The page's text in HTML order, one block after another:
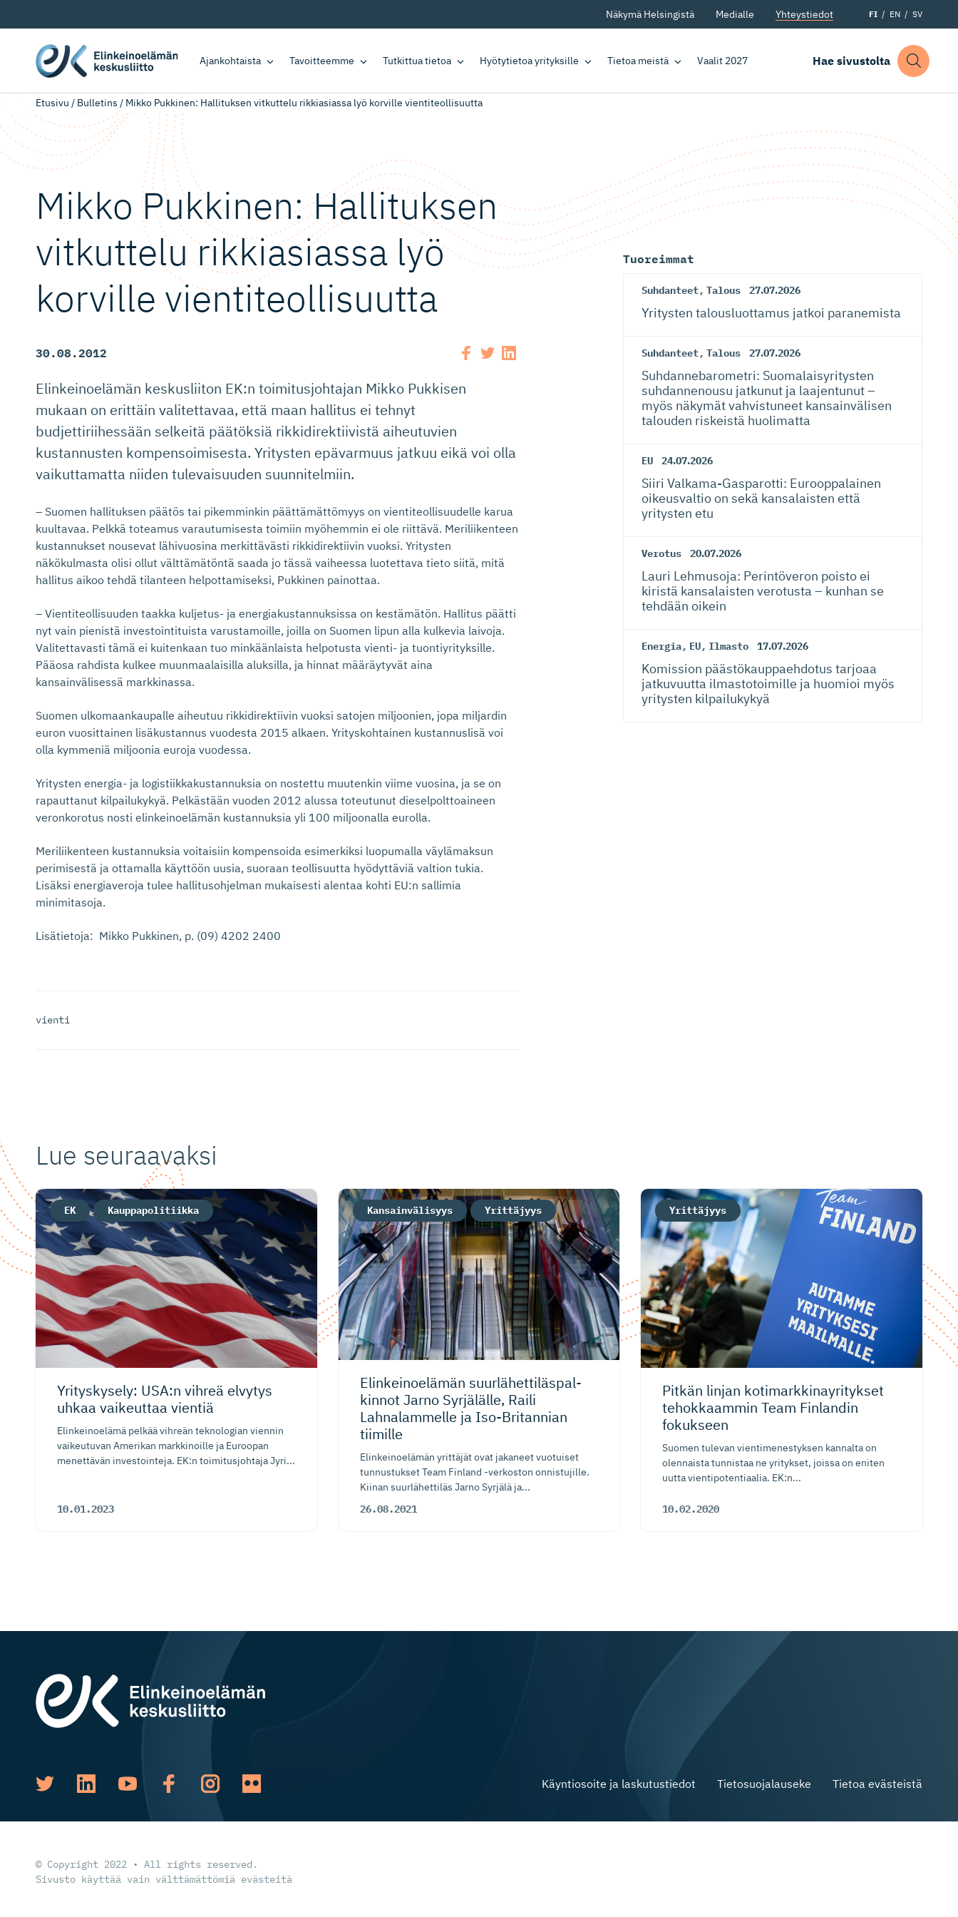
Näkymä Helsingistä Medialle Yhteystiedot FI EN SV
Ajankohtaista Tavoitteemme Tutkittua tietoa Hyötytietoa yrityksille Tietoa meistä Vaalit 2027 Hae sivustolta
Etusivu / Bulletins / Mikko Pukkinen: Hallituksen vitkuttelu rikkiasiassa lyö korville vientiteollisuutta
Mikko Pukkinen: Hallituksen
vitkuttelu rikkiasiassa lyö
korville vientiteol­lisuutta
30.08.2012
Elinkeinoelämän keskusliiton EK:n toimitusjohtajan Mikko Pukkisen
mukaan on erittäin valitettavaa, että maan hallitus ei tehnyt
budjettiriihessään selkeitä päätöksiä rikkidirektiivistä aiheutuvien
kustannusten kompensoimisesta. Yritysten epävarmuus jatkuu eikä voi olla
vaikuttamatta niiden tulevaisuuden suunnitelmiin.
– Suomen hallituksen päätös tai pikemminkin päättämättömyys on vientiteollisuudelle karua
kuultavaa. Pelkkä toteamus varautumisesta toimiin myöhemmin ei ole riittävä. Meriliikenteen
kustannukset nousevat lähivuosina merkittävästi rikkidirektiivin vuoksi. Yritysten
näkökulmasta olisi ollut välttämätöntä saada jo tässä vaiheessa luotettava tieto siitä, mitä
hallitus aikoo tehdä tilanteen helpottamiseksi, Pukkinen painottaa.
– Vientiteollisuuden taakka kuljetus- ja energiakustannuksissa on kestämätön. Hallitus päätti
nyt vain pienistä investointituista varustamoille, joilla on Suomen lipun alla kulkevia laivoja.
Valitettavasti tämä ei kuitenkaan tuo minkäänlaista helpotusta vienti- ja tuontiyrityksille.
Pääosa rahdista kulkee muunmaalaisilla aluksilla, ja hinnat määräytyvät aina
kansainvälisessä markkinassa.
Suomen ulkomaankaupalle aiheutuu rikkidirektiivin vuoksi satojen miljoonien, jopa miljardin
euron vuosittainen lisäkustannus vuodesta 2015 alkaen. Yrityskohtainen kustannuslisä voi
olla kymmeniä miljoonia euroja vuodessa.
Yritysten energia- ja logistiikkakustannuksia on nostettu muutenkin viime vuosina, ja se on
rapauttanut kilpailukykyä. Pelkästään vuoden 2012 alussa toteutunut dieselpolttoaineen
veronkorotus nosti elinkeinoelämän kustannuksia yli 100 miljoonalla eurolla.
Meriliikenteen kustannuksia voitaisiin kompensoida esimerkiksi luopumalla väylämaksun
perimisestä ja ottamalla käyttöön uusia, suoraan teollisuutta hyödyttäviä valtion tukia.
Lisäksi energiaveroja tulee hallitusohjelman mukaisesti alentaa kohti EU:n sallimia
minimitasoja.
Lisätietoja: Mikko Pukkinen, p. (09) 4202 2400
vienti
Tuoreimmat
Suhdanteet, Talous 27.07.2026
Yritysten talousluottamus jatkoi paranemista
Suhdanteet, Talous 27.07.2026
Suhdanneba­ro­metri: Suomalaisy­ri­tysten
suhdannenousu jatkunut ja laajentunut –
myös näkymät vahvistuneet kansainvälisen
talouden riskeistä huolimatta
EU 24.07.2026
Siiri Valkama-Gas­pa­rotti: Eurooppalainen
oikeusvaltio on sekä kansalaisten että
yritysten etu
Verotus 20.07.2026
Lauri Lehmusoja: Perintöveron poisto ei
kiristä kansalaisten verotusta – kunhan se
tehdään oikein
Energia, EU, Ilmasto 17.07.2026
Komission päästökaup­paehdotus tarjoaa
jatkuvuutta ilmastotoimille ja huomioi myös
yritysten kilpailukykyä
Lue seuraavaksi
Yrityskysely: USA:n vihreä elvytys
uhkaa vaikeuttaa vientiä
Elinkeinoelämä pelkää vihreän teknologian viennin
vaikeutuvan Amerikan markkinoille ja Euroopan
menettävän investointeja. EK:n toimitusjohtaja Jyri...
10.01.2023
EK Kauppapolitiikka
Elinkeinoelämän suurlähet­ti­läs­pal­
kinnot Jarno Syrjälälle, Raili
Lahnalammelle ja Iso-Britannian
tiimille
Elinkeinoelämän yrittäjät ovat jakaneet vuotuiset
tunnustukset Team Finland -verkoston onnistujille.
Kiinan suurlähettiläs Jarno Syrjälä ja...
26.08.2021
Kansainvälisyys Yrittäjyys
Pitkän linjan kotimarkki­nay­ri­tykset
tehokkaammin Team Finlandin
fokukseen
Suomen tulevan vientimenestyksen kannalta on
olennaista tunnistaa ne yritykset, joissa on eniten
uutta vientipotentiaalia. EK:n...
10.02.2020
Yrittäjyys
Käyntiosoite ja laskutustiedot Tietosuojalauseke Tietoa evästeistä
© Copyright 2022 • All rights reserved.
Sivusto käyttää vain välttämättömiä evästeitä